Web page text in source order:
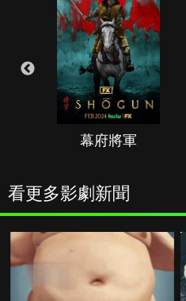
幕府將軍
看更多影劇新聞